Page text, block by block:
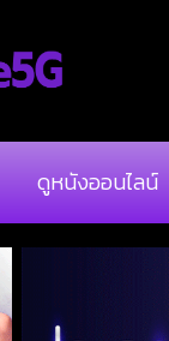
ดูหนังออนไลน์